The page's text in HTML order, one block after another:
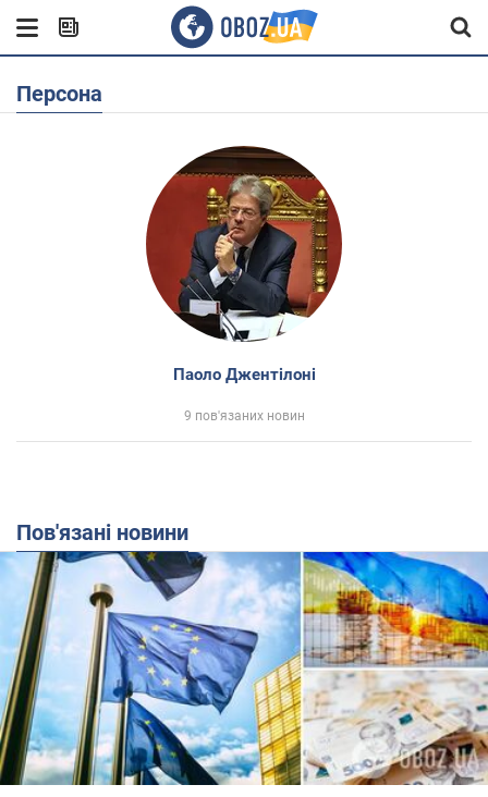
Персона
Паоло Джентілоні
9 пов'язаних новин
Пов'язані новини